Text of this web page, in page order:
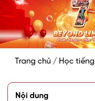
Trang chủ / Học
Nội dung